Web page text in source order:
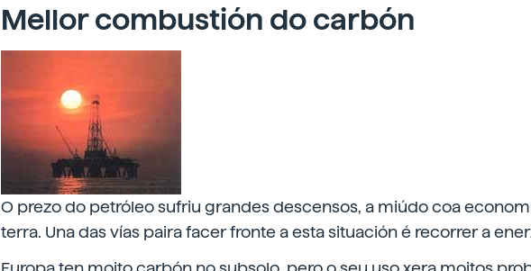
Mellor combustión do carbón
O prezo do petróleo sufriu grandes descensos, a miúdo coa
terra. Una das vías paira facer fronte a esta situación é recorrer a